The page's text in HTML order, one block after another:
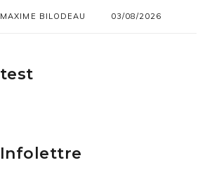
MAXIME BILODEAU 03/08/2026
test
Infolettre